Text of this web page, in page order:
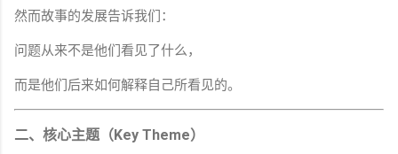
然而故事的发展告诉我们：
问题从来不是他们看见了什么，
而是他们后来如何解释自己所看见的。
二、核心主题（Key Theme）